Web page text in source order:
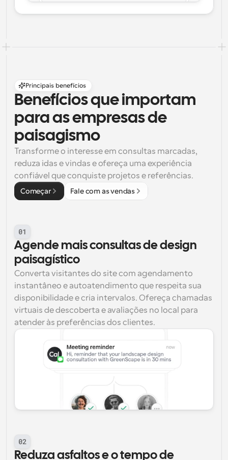
Principais benefícios
Benefícios que importam
para as empresas de
paisagismo
Transforme o interesse em consultas marcadas,
reduza idas e vindas e ofereça uma experiência
confiável que conquiste projetos e referências.
Começar Fale com as vendas
01
Agende mais consultas de design
paisagístico
Converta visitantes do site com agendamento
instantâneo e autoatendimento que respeita sua
disponibilidade e cria intervalos. Ofereça chamadas
virtuais de descoberta e avaliações no local para
atender às preferências dos clientes.
02
Reduza asfaltos e o tempo de